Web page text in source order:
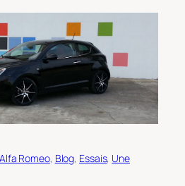
Romeo, Blog, Essais, Une